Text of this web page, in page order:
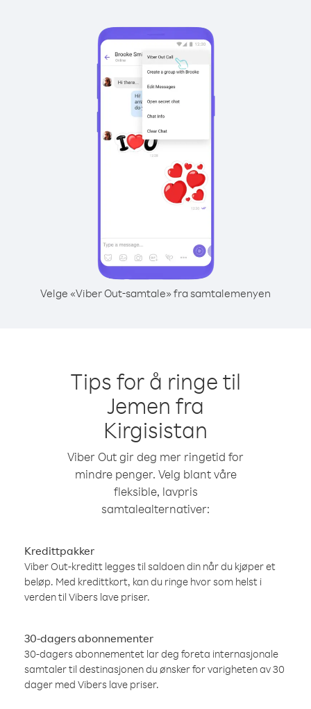
Velge «Viber Out-samtale» fra samtalemenyen
Tips for å ringe til
Jemen fra
Kirgisistan
Viber Out gir deg mer ringetid for
mindre penger. Velg blant våre
fleksible, lavpris
samtalealternativer:
Kredittpakker
Viber Out-kreditt legges til saldoen din når du kjøper et
beløp. Med kredittkort, kan du ringe hvor som helst i
verden til Vibers lave priser.
30-dagers abonnementer
30-dagers abonnementet lar deg foreta internasjonale
samtaler til destinasjonen du ønsker for varigheten av 30
dager med Vibers lave priser.